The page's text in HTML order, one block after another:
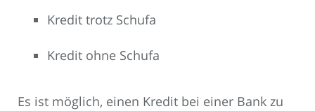
Kredit trotz Schufa
Kredit ohne Schufa
Es ist möglich, einen Kredit bei einer Bank zu